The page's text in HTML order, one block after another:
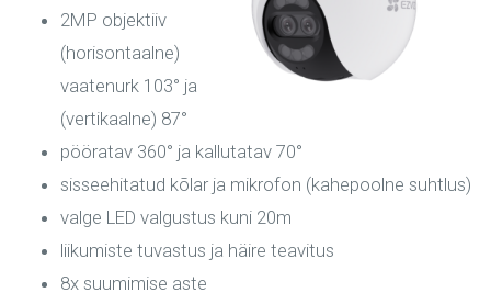
2MP objektiiv
(horisontaalne)
vaatenurk 103° ja
(vertikaalne) 87°
pööratav 360° ja kallutatav 70°
sisseehitatud kõlar ja mikrofon (kahepoolne suhtlus)
valge LED valgustus kuni 20m
liikumiste tuvastus ja häire teavitus
8x suumimise aste